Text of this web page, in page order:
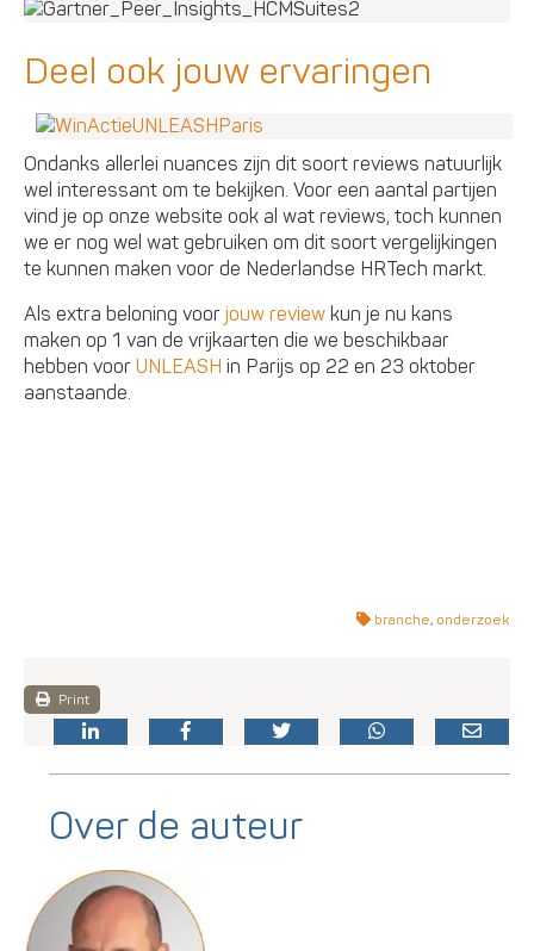
Deel ook jouw ervaringen
Ondanks allerlei nuances zijn dit soort reviews natuurlijk
wel interessant om te bekijken. Voor een aantal partijen
vind je op onze website ook al wat reviews, toch kunnen
we er nog wel wat gebruiken om dit soort vergelijkingen
te kunnen maken voor de Nederlandse HRTech markt.
Als extra beloning voorjouw review kun je nu kans
maken op 1 van de vrijkaarten die we beschikbaar
hebben voorUNLEASHin Parijs op 22 en 23 oktober
aanstaande.
branche, onderzoek
Print
Over de auteur